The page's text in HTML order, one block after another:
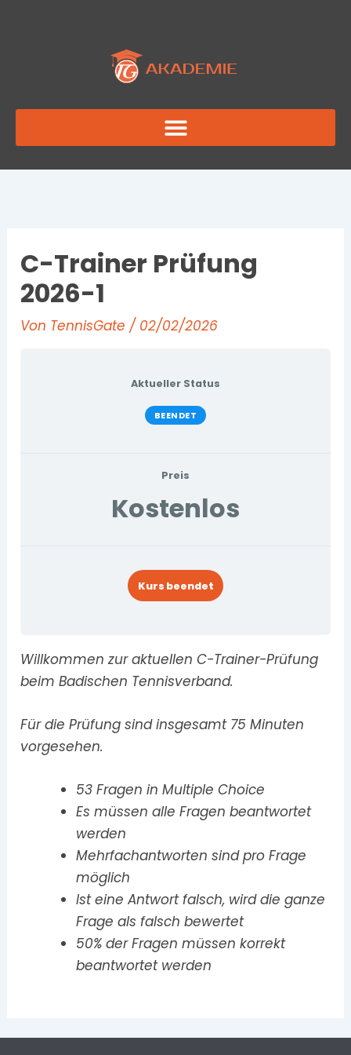
C-Trainer Prüfung
2026-1
Von TennisGate / 02/02/2026
Aktueller Status
BEENDET
Preis
Kostenlos
Kurs beendet
Willkommen zur aktuellen C-Trainer-Prüfung
beim Badischen Tennisverband.
Für die Prüfung sind insgesamt 75 Minuten
vorgesehen.
53 Fragen in Multiple Choice
Es müssen alle Fragen beantwortet
werden
Mehrfachantworten sind pro Frage
möglich
Ist eine Antwort falsch, wird die ganze
Frage als falsch bewertet
50% der Fragen müssen korrekt
beantwortet werden